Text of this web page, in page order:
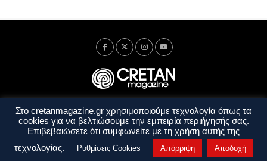
Ταυτότητα Πολιτική Απορρήτου
Όροι Χρήσης
Όροι και Προϋποθέσεις
Στο cretanmagazine.gr χρησιμοποιούμε τεχνολογία όπως τα
cookies για να βελτιώσουμε την εμπειρία περιήγησής σας.
Επιβεβαιώσετε ότι συμφωνείτε με τη χρήση αυτής της
τεχνολογίας.
Ρυθμίσεις Cookies Απόρριψη Αποδοχή